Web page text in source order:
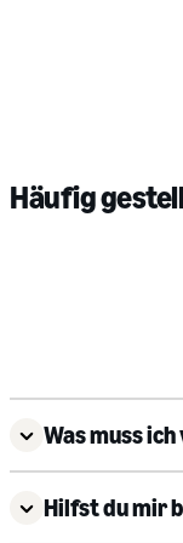
Häufig
Was muss
Hilfst du mir